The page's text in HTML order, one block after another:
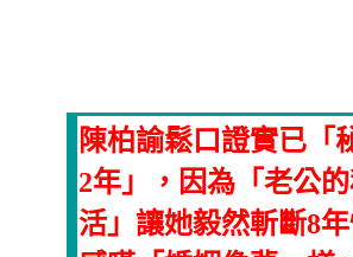
陳柏諭鬆口證實已「
2年」，因為「老公
活」讓她毅然斬斷8